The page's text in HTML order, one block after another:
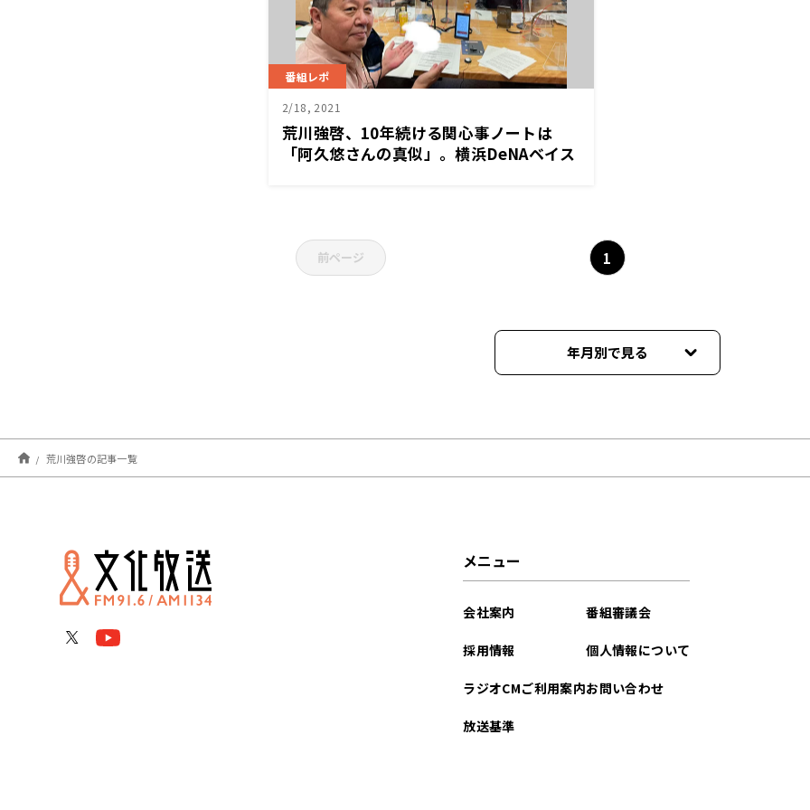
番組レポ
2/18, 2021
荒川強啓、10年続ける関心事ノートは
「阿久悠さんの真似」。横浜DeNAベイス
前ページ 1
年月別で見る
荒川強啓の記事一覧
メニュー
会社案内
採用情報
ラジオCMご利用案内
放送基準
番組審議会
個人情報について
お問い合わせ